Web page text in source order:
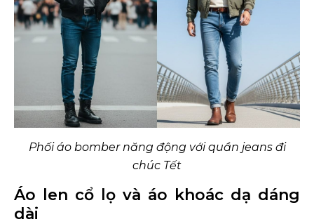
Phối áo bomber năng động với quần jeans đi
chúc Tết
Áo len cổ lọ và áo khoác dạ dáng
dài